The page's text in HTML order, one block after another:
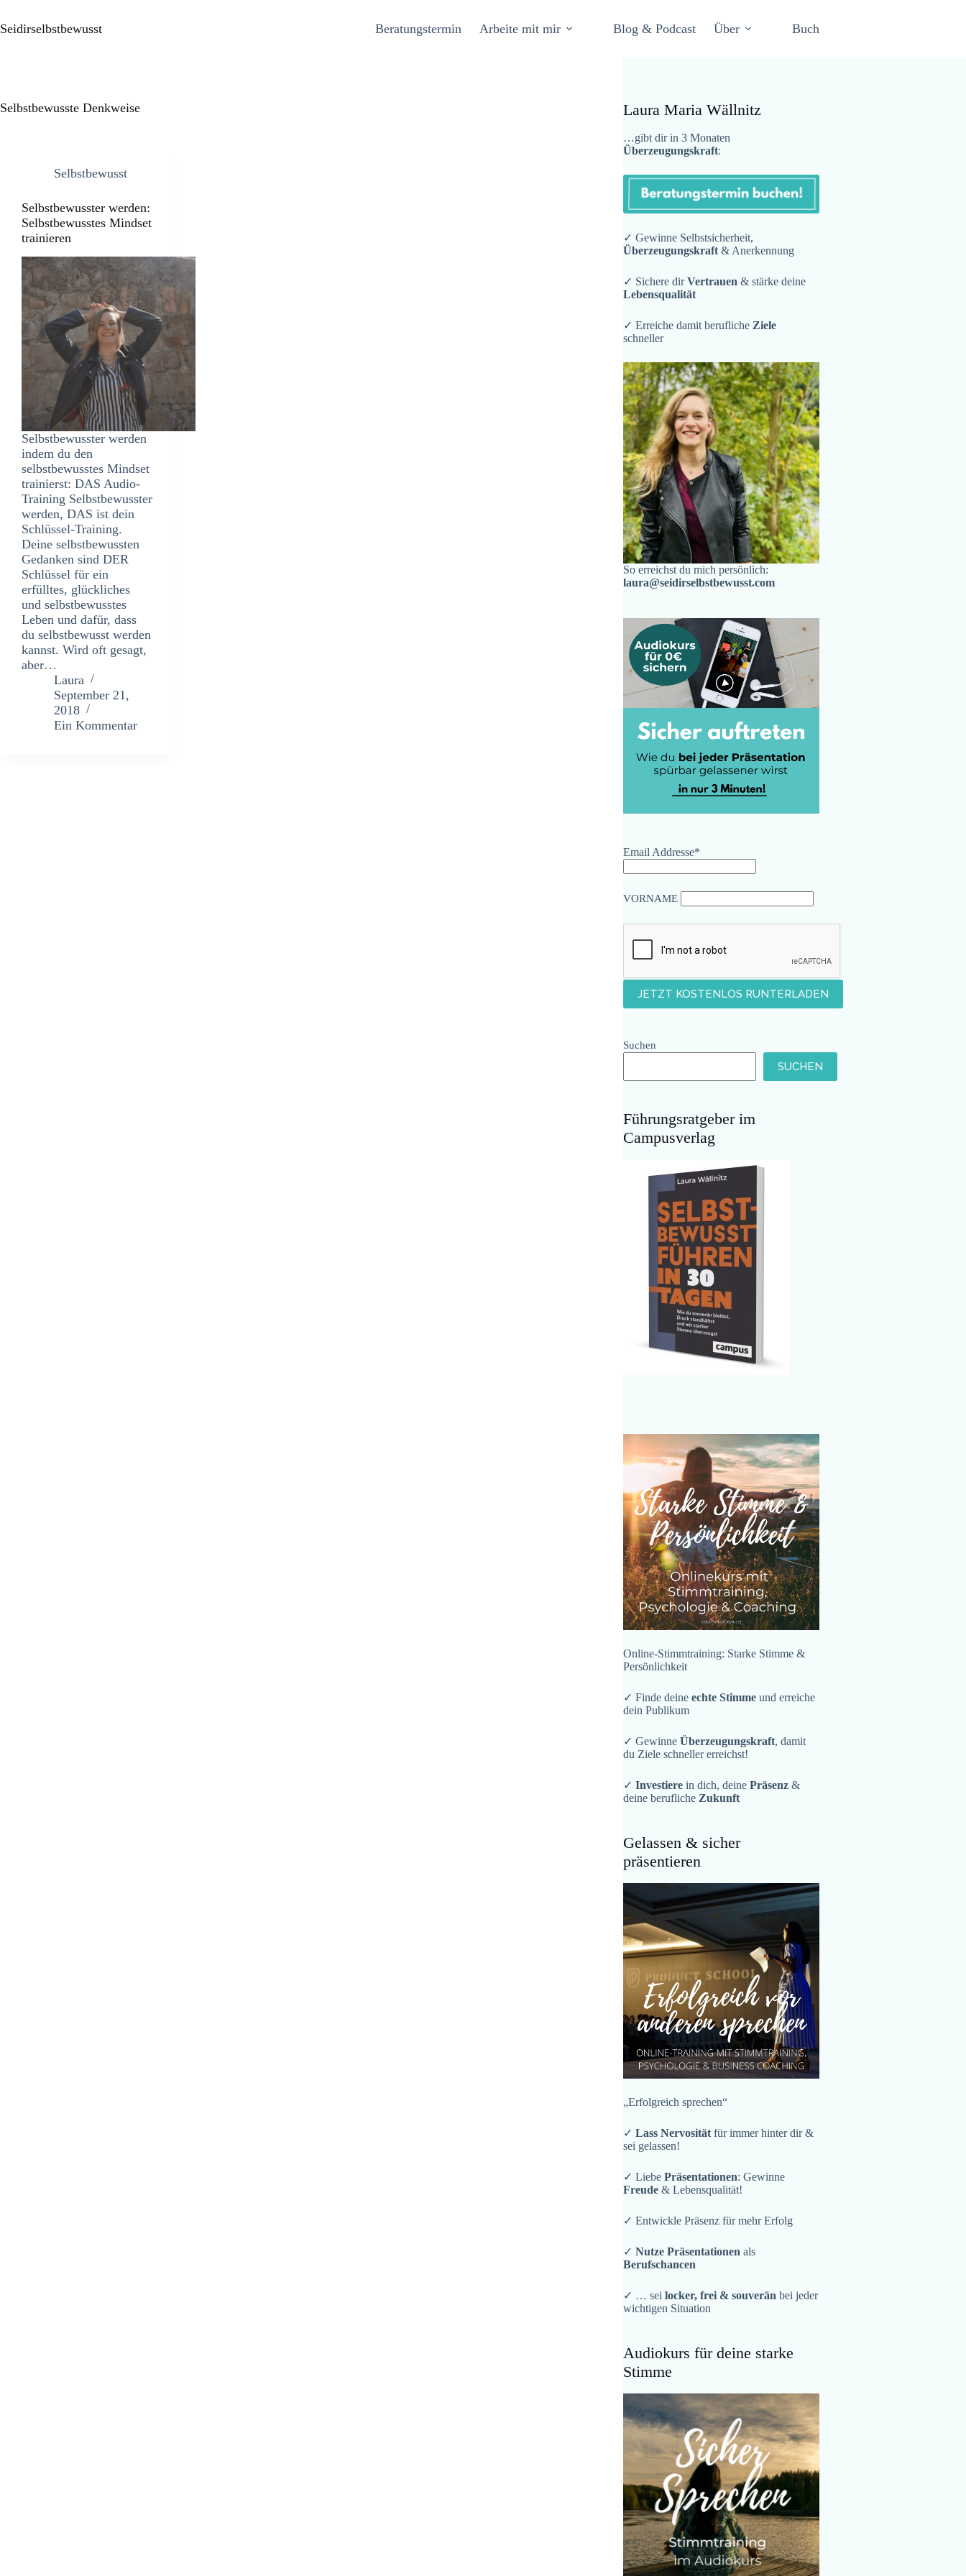
Seidirselbstbewusst Beratungstermin Arbeite mit mir Blog & Podcast Über Buch
Selbstbewusste Denkweise
Selbstbewusst
Selbstbewusster werden:
Selbstbewusstes Mindset
trainieren
Selbstbewusster werden
indem du den
selbstbewusstes Mindset
trainierst: DAS Audio-
Training Selbstbewusster
werden, DAS ist dein
Schlüssel-Training.
Deine selbstbewussten
Gedanken sind DER
Schlüssel für ein
erfülltes, glückliches
und selbstbewusstes
Leben und dafür, dass
du selbstbewusst werden
kannst. Wird oft gesagt,
aber…
Laura
September 21,
2018
Ein Kommentar
Laura Maria Wällnitz
…gibt dir in 3 Monaten
Überzeugungskraft:
✓ Gewinne Selbstsicherheit,
Überzeugungskraft & Anerkennung
✓ Sichere dirVertrauen & stärke deine
Lebensqualität
✓ Erreiche damit berufliche Ziele
schneller
So erreichst du mich persönlich:
laura@seidirselbstbewusst.com
Email Addresse*
VORNAME
Suchen
SUCHEN
Führungsratgeber im
Campusverlag
Online-Stimmtraining: Starke Stimme &
Persönlichkeit
✓ Finde deineechte Stimme und erreiche
dein Publikum
✓ GewinneÜberzeugungskraft, damit
du Ziele schneller erreichst!
✓Investiere in dich, deinePräsenz &
deine berufliche Zukunft
Gelassen & sicher
präsentieren
„Erfolgreich sprechen“
✓Lass Nervosität für immer hinter dir &
sei gelassen!
✓ LiebePräsentationen: Gewinne
Freude & Lebensqualität!
✓ Entwickle Präsenz für mehr Erfolg
✓Nutze Präsentationenals
Berufschancen
✓ … seilocker, frei & souverän bei jeder
wichtigen Situation
Audiokurs für deine starke
Stimme